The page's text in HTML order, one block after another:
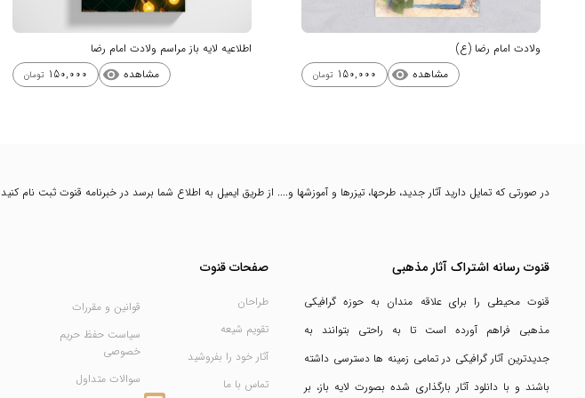
ولادت امام رضا (ع)
مشاهده visibility
150,000 تومان
اطلاعیه لایه باز مراسم ولادت امام رضا
مشاهده visibility
150,000 تومان
در صورتی که تمایل دارید آثار جدید، طرحها، تیزرها و آموزشها و.... از طریق ایمیل به اطلاع شما برسد در خبرنامه قنوت ثبت نام کنید
قنوت رسانه اشتراک آثار مذهبی
قنوت محیطی را برای علاقه مندان به حوزه گرافیکی
مذهبی فراهم آورده است تا به راحتی بتوانند به
جدیدترین آثار گرافیکی در تمامی زمینه ها دسترسی داشته
باشند و با دانلود آثار بارگذاری شده بصورت لایه باز، بر
صفحات قنوت
طراحان
تقویم شیعه
آثار خود را بفروشید
تماس با ما
قوانین و مقررات
سیاست حفظ حریم
خصوصی
سوالات متداول